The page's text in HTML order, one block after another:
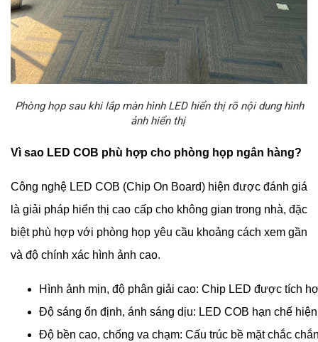
Phòng họp sau khi lắp màn hình LED hiển thị rõ nội dung hình
ảnh hiển thị
Vì sao LED COB phù hợp cho phòng họp ngân hàng?
Công nghệ LED COB (Chip On Board) hiện được đánh giá
là giải pháp hiển thị cao cấp cho không gian trong nhà, đặc
biệt phù hợp với phòng họp yêu cầu khoảng cách xem gần
và độ chính xác hình ảnh cao.
Hình ảnh mịn, độ phân giải cao: Chip LED được tích
Độ sáng ổn định, ánh sáng dịu: LED COB hạn chế
Độ bền cao, chống va chạm: Cấu trúc bề mặt chắc